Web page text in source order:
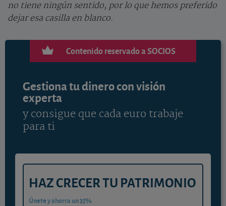
no tiene ningún sentido, por lo que hemos preferido
dejar esa casilla en blanco.
Contenido reservado a SOCIOS
Gestiona tu dinero con visión
experta
y consigue que cada euro trabaje
para ti
HAZ CRECER TU PATRIMONIO
Únete y ahorra un 35%